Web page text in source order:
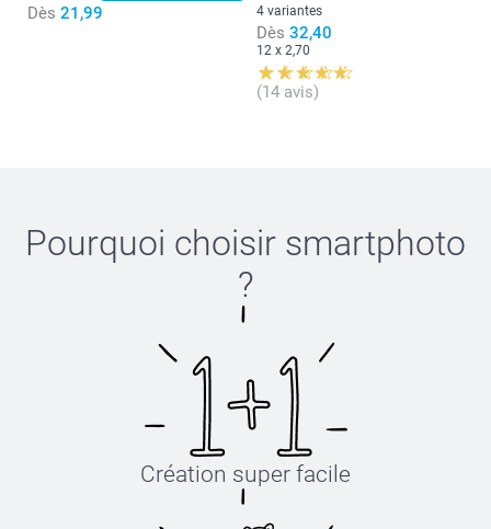
Dès 21,99 4 variantes
Dès 32,40
12 x 2,70
(14 avis)
Pourquoi choisir smartphoto
?
Création super facile